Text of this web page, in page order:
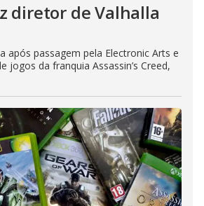
diretor de Valhalla
após passagem pela Electronic Arts e
jogos da franquia Assassin’s Creed,